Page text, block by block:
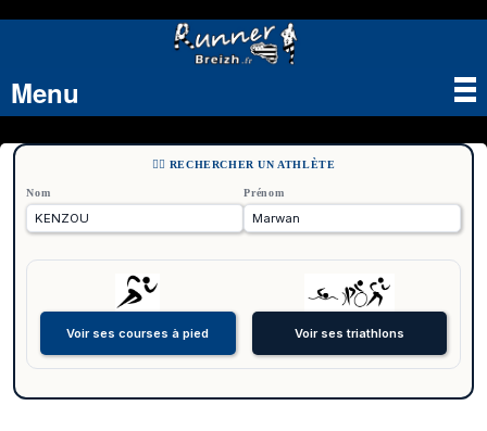
Menu
🏃‍♂️ RECHERCHER UN ATHLÈTE
Nom Prénom